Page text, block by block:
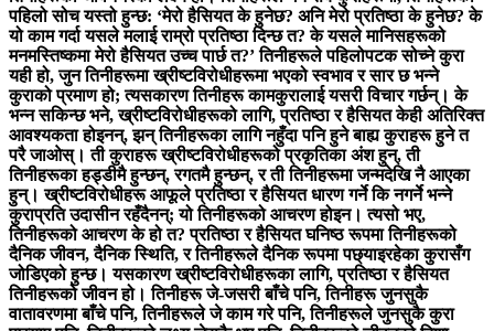
पहिलो सोच यस्तो हुन्छ: ‘मेरो हैसियत के हुनेछ? अनि मेरो प्रतिष्ठा के हुनेछ? के
यो काम गर्दा यसले मलाई राम्रो प्रतिष्ठा दिन्छ त? के यसले मानिसहरूको
मनमस्तिष्कमा मेरो हैसियत उच्च पार्छ त?’ तिनीहरूले पहिलोपटक सोच्ने कुरा
यही हो, जुन तिनीहरूमा ख्रीष्टविरोधीहरूमा भएको स्वभाव र सार छ भन्ने
कुराको प्रमाण हो; त्यसकारण तिनीहरू कामकुरालाई यसरी विचार गर्छन्। के
भन्न सकिन्छ भने, ख्रीष्टविरोधीहरूको लागि, प्रतिष्ठा र हैसियत केही अतिरिक्त
आवश्यकता होइनन्, झन् तिनीहरूका लागि नहुँदा पनि हुने बाह्य कुराहरू हुने त
परै जाओस्। ती कुराहरू ख्रीष्टविरोधीहरूको प्रकृतिका अंश हुन्, ती
तिनीहरूका हड्डीमै हुन्छन्, रगतमै हुन्छन्, र ती तिनीहरूमा जन्मदेखि नै आएका
हुन्। ख्रीष्टविरोधीहरू आफूले प्रतिष्ठा र हैसियत धारण गर्ने कि नगर्ने भन्ने
कुराप्रति उदासीन रहँदैनन्; यो तिनीहरूको आचरण होइन। त्यसो भए,
तिनीहरूको आचरण के हो त? प्रतिष्ठा र हैसियत घनिष्ठ रूपमा तिनीहरूको
दैनिक जीवन, दैनिक स्थिति, र तिनीहरूले दैनिक रूपमा पछ्याइरहेका कुरासँग
जोडिएको हुन्छ। यसकारण ख्रीष्टविरोधीहरूका लागि, प्रतिष्ठा र हैसियत
तिनीहरूको जीवन हो। तिनीहरू जे-जसरी बाँचे पनि, तिनीहरू जुनसुकै
वातावरणमा बाँचे पनि, तिनीहरूले जे काम गरे पनि, तिनीहरूले जुनसुकै कुरा